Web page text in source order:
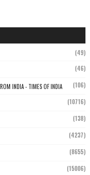
(49)
(46)
INDIA - TIMES OF INDIA (106)
(10716)
(138)
(4237)
(8655)
(15006)